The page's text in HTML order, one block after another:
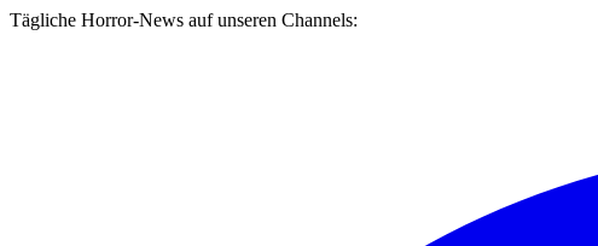
Tägliche Horror-News auf unseren Channels: